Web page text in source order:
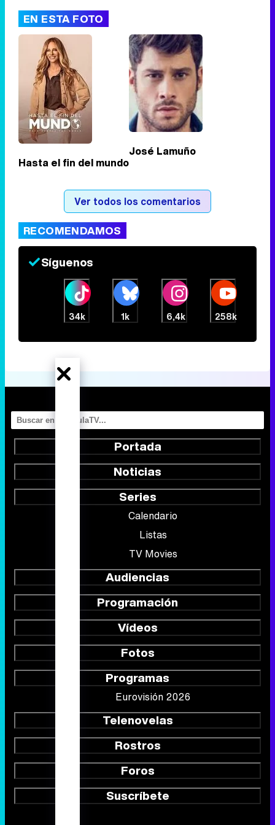
EN ESTA FOTO
Hasta el fin del mundo
José Lamuño
Ver todos los comentarios
RECOMENDAMOS
Síguenos
34k 1k 6,4k 258k
Portada
Noticias
Series
Calendario
Listas
TV Movies
Audiencias
Programación
Vídeos
Fotos
Programas
Eurovisión 2026
Telenovelas
Rostros
Foros
Suscríbete